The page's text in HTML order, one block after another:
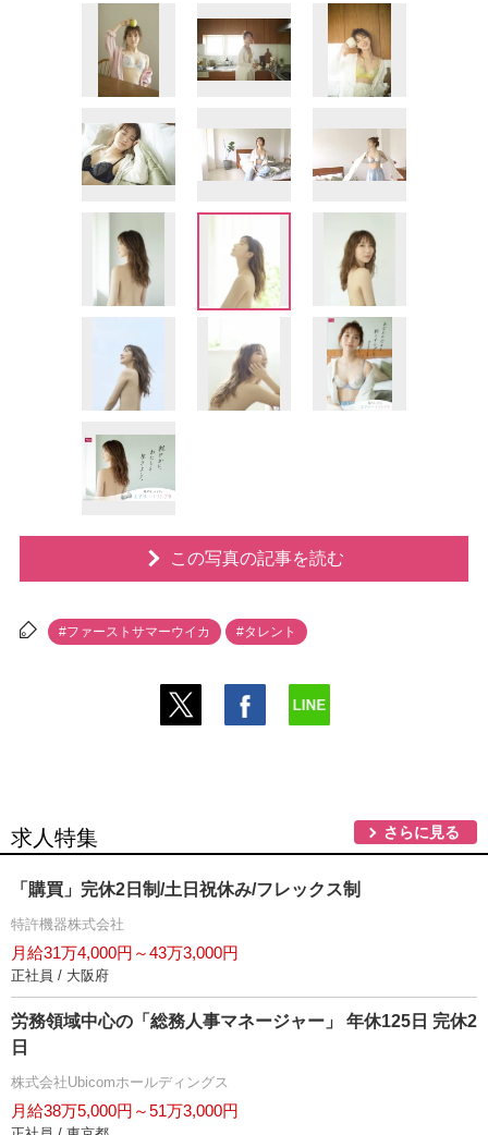
この写真の記事を読む
#ファーストサマーウイカ #タレント
求人特集 さらに見る
「購買」完休2日制/土日祝休み/フレックス制
特許機器株式会社
月給31万4,000円～43万3,000円
正社員 / 大阪府
労務領域中心の「総務人事マネージャー」 年休125日 完休2
日
株式会社Ubicomホールディングス
月給38万5,000円～51万3,000円